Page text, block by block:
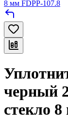
черный
стекло